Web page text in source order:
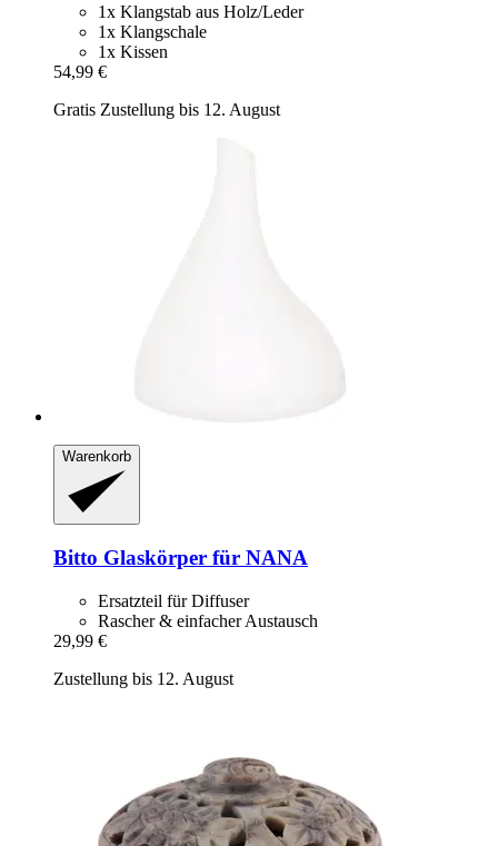
1x Klangstab aus Holz/Leder
1x Klangschale
1x Kissen
54,99 €
Gratis Zustellung bis 12. August
Warenkorb
Bitto Glaskörper für NANA
Ersatzteil für Diffuser
Rascher & einfacher Austausch
29,99 €
Zustellung bis 12. August